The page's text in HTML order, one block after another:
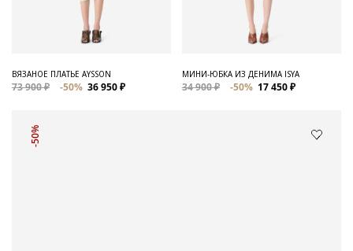
ВЯЗАНОЕ ПЛАТЬЕ AYSSON
73 900 ₽ -50% 36 950 ₽
МИНИ-ЮБКА ИЗ ДЕНИМА ISYA
34 900 ₽ -50% 17 450 ₽
-50%